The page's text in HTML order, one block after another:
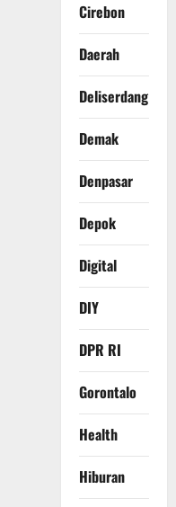
Cirebon
Daerah
Deliserdang
Demak
Denpasar
Depok
Digital
DIY
DPR RI
Gorontalo
Health
Hiburan